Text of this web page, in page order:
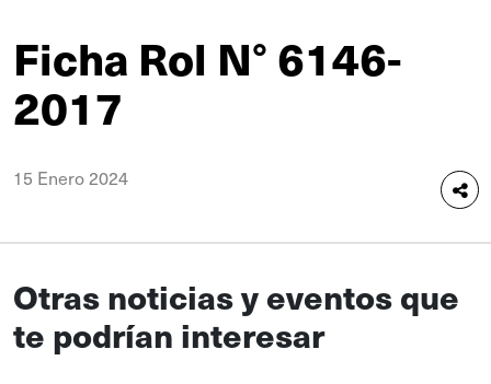
Ficha Rol N° 6146-
2017
15 Enero 2024
Otras noticias y eventos que
te podrían interesar